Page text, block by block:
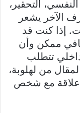
التحقير،
الآخر يشعر
إذا كنت قد
ممكن وأن
تتطلب
من لهلوبة،
علاقة مع شخص